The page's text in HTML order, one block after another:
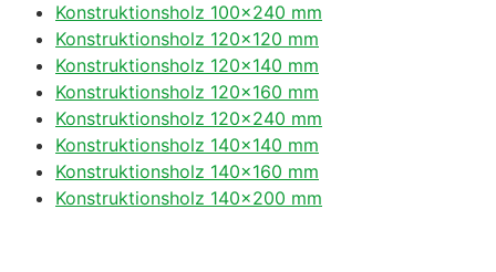
Konstruktionsholz 100×240 mm
Konstruktionsholz 120×120 mm
Konstruktionsholz 120×140 mm
Konstruktionsholz 120×160 mm
Konstruktionsholz 120×240 mm
Konstruktionsholz 140×140 mm
Konstruktionsholz 140×160 mm
Konstruktionsholz 140×200 mm